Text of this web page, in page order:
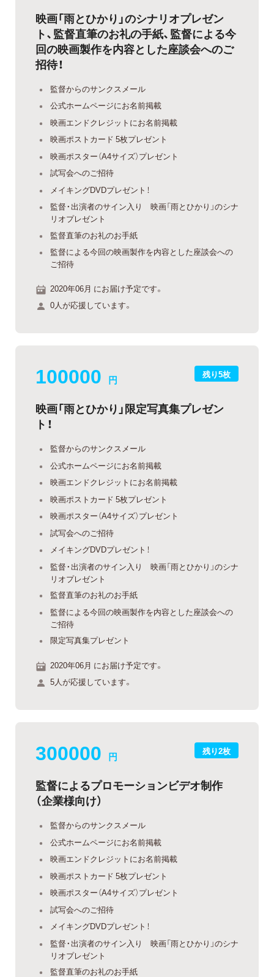
映画「雨とひかり」のシナリオプレゼン
ト、監督直筆のお礼の手紙、監督による今
回の映画製作を内容とした座談会へのご
招待！
監督からのサンクスメール
公式ホームページにお名前掲載
映画エンドクレジットにお名前掲載
映画ポストカード 5枚プレゼント
映画ポスター（A4サイズ）プレゼント
試写会へのご招待
メイキングDVDプレゼント！
監督・出演者のサイン入り 映画「雨とひかり」のシナ
リオプレゼント
監督直筆のお礼のお手紙
監督による今回の映画製作を内容とした座談会への
ご招待
2020年06月 にお届け予定です。
0人が応援しています。
残り5枚
100000 円
映画「雨とひかり」限定写真集プレゼン
ト！
監督からのサンクスメール
公式ホームページにお名前掲載
映画エンドクレジットにお名前掲載
映画ポストカード 5枚プレゼント
映画ポスター（A4サイズ）プレゼント
試写会へのご招待
メイキングDVDプレゼント！
監督・出演者のサイン入り 映画「雨とひかり」のシナ
リオプレゼント
監督直筆のお礼のお手紙
監督による今回の映画製作を内容とした座談会への
ご招待
限定写真集プレゼント
2020年06月 にお届け予定です。
5人が応援しています。
残り2枚
300000 円
監督によるプロモーションビデオ制作
（企業様向け）
監督からのサンクスメール
公式ホームページにお名前掲載
映画エンドクレジットにお名前掲載
映画ポストカード 5枚プレゼント
映画ポスター（A4サイズ）プレゼント
試写会へのご招待
メイキングDVDプレゼント！
監督・出演者のサイン入り 映画「雨とひかり」のシナ
リオプレゼント
監督直筆のお礼のお手紙